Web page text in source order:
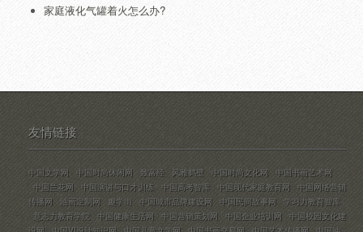
家庭液化气罐着火怎么办?
友情链接
中国文学网 中国时尚休闲网 致富经 风雅鹤壁 中国时尚文化网
中国书画艺术网
中国兰花网
中国演讲与口才训练 中国高考智库 中国现代家庭教育网
中国网络营销
传播网
油画定制网 趣学街 中国城市品牌建设网 中国民间故事网
学习力教育智库
意志力教育学院
中国健康生活网 中国营销策划网 中国企业培训网
中国校园文化建